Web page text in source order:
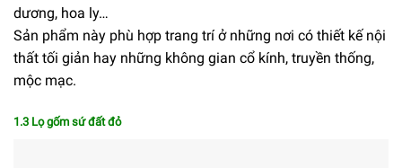
dương, hoa ly…
Sản phẩm này phù hợp trang trí ở những nơi có thiết kế nội
thất tối giản hay những không gian cổ kính, truyền thống,
mộc mạc.
1.3 Lọ gốm sứ đất đỏ